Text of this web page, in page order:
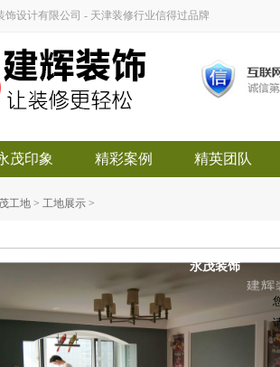
设计有限公司 - 天津装修行业信得过品牌
茂印象 精彩案例 精英团队
工地 > 工地展示 >
永茂装饰